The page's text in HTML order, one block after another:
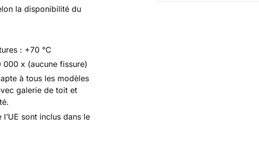
la disponibilité du
: +70 °C
000 x (aucune fissure)
à tous les modèles
galerie de toit et
sont inclus dans le